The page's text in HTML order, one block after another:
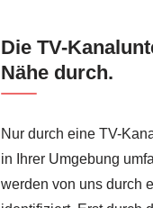
Die TV-
Nähe durch.
Nur durch eine TV-
in Ihrer Umgebung
werden von uns durch